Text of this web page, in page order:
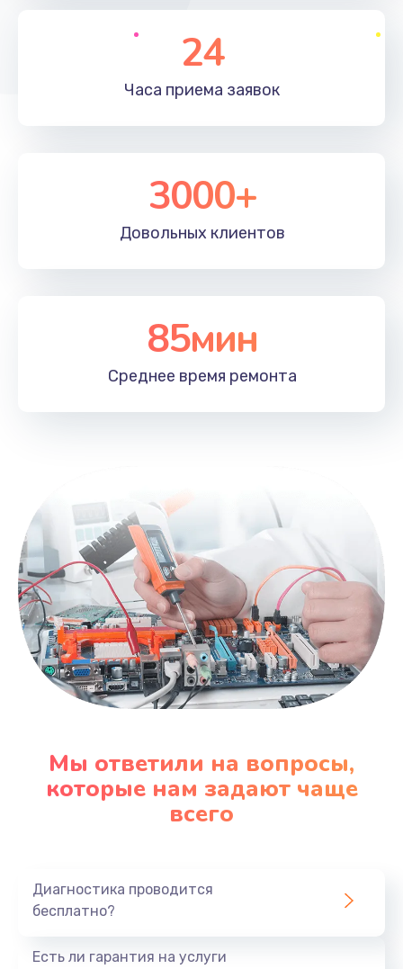
24
Часа приема заявок
3000+
Довольных клиентов
85мин
Среднее время ремонта
Мы ответили на вопросы,
которые нам задают чаще
всего
Диагностика проводится
бесплатно?
Есть ли гарантия на услуги